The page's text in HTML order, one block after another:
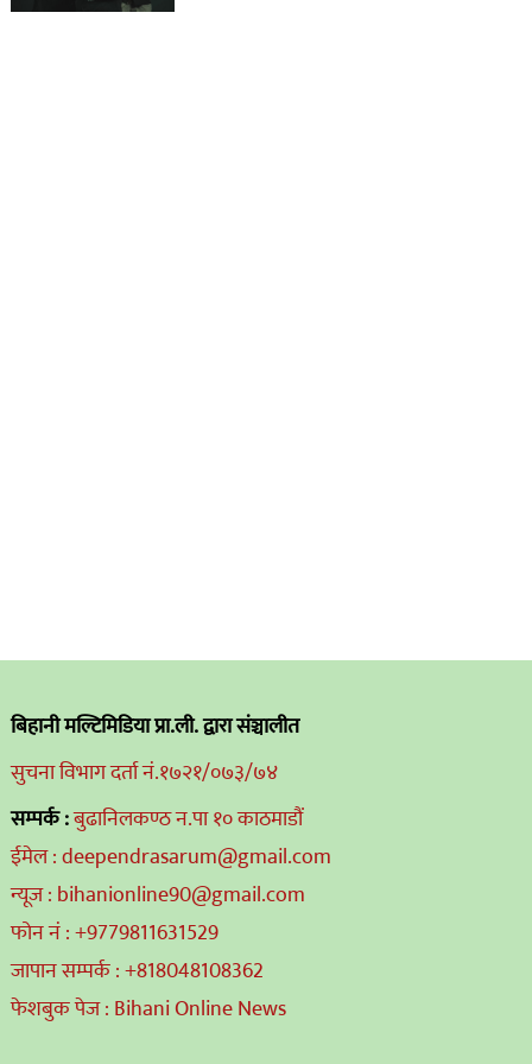
बिहानी मल्टिमिडिया प्रा.ली. द्वारा संञ्चालीत
सुचना विभाग दर्ता नं.१७२१/०७३/७४
सम्पर्क :बुढानिलकण्ठ न.पा १० काठमाडौं
ईमेल : deependrasarum@gmail.com
न्यूज : bihanionline90@gmail.com
फोन नं : +9779811631529
जापान सम्पर्क : +818048108362
फेशबुक पेज : Bihani Online News